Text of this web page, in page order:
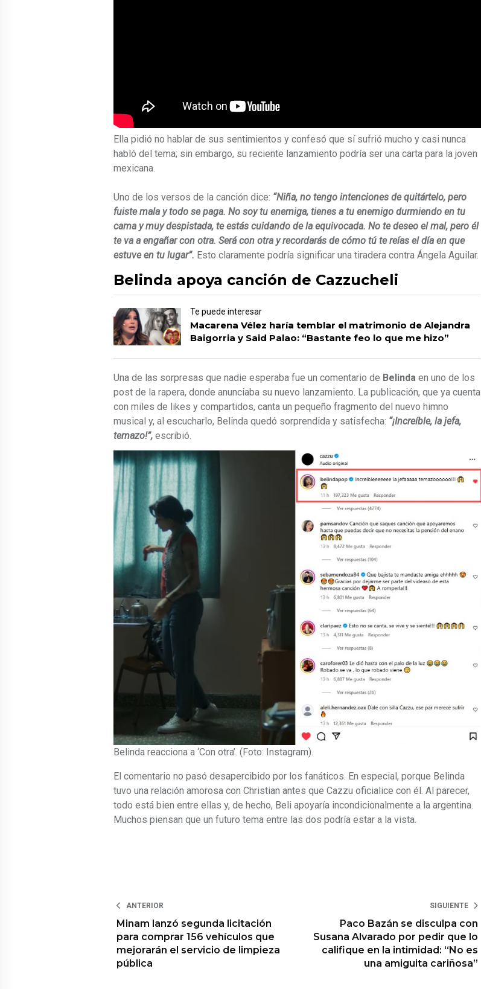
Ella pidió no hablar de sus sentimientos y confesó que sí sufrió mucho y casi nunca
habló del tema; sin embargo, su reciente lanzamiento podría ser una carta para la joven
mexicana.
Uno de los versos de la canción dice: “Niña, no tengo intenciones de quitártelo, pero
fuiste mala y todo se paga. No soy tu enemiga, tienes a tu enemigo durmiendo en tu
cama y muy despistada, te estás cuidando de la equivocada. No te deseo el mal, pero él
te va a engañar con otra. Será con otra y recordarás de cómo tú te reías el día en que
estuve en tu lugar”. Esto claramente podría significar una tiradera contra Ángela Aguilar.
Belinda apoya canción de Cazzucheli
Te puede interesar
Macarena Vélez haría temblar el matrimonio de Alejandra
Baigorria y Said Palao: “Bastante feo lo que me hizo”
Una de las sorpresas que nadie esperaba fue un comentario de Belinda en uno de los
post de la rapera, donde anunciaba su nuevo lanzamiento. La publicación, que ya cuenta
con miles de likes y compartidos, canta un pequeño fragmento del nuevo himno
musical y, al escucharlo, Belinda quedó sorprendida y satisfecha: “¡Increíble, la jefa,
temazo!”, escribió.
Belinda reacciona a ‘Con otra’. (Foto: Instagram).
El comentario no pasó desapercibido por los fanáticos. En especial, porque Belinda
tuvo una relación amorosa con Christian antes que Cazzu oficialice con él. Al parecer,
todo está bien entre ellas y, de hecho, Beli apoyaría incondicionalmente a la argentina.
Muchos piensan que un futuro tema entre las dos podría estar a la vista.
ANTERIOR
Minam lanzó segunda licitación
para comprar 156 vehículos que
mejorarán el servicio de limpieza
pública
SIGUIENTE
Paco Bazán se disculpa con
Susana Alvarado por pedir que lo
califique en la intimidad: “No es
una amiguita cariñosa”